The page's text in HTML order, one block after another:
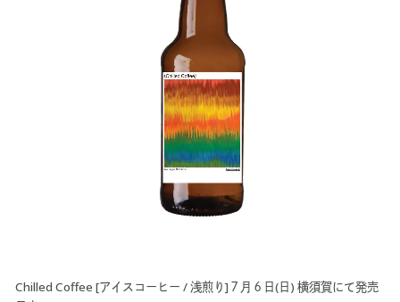
Chilled Coffee [アイスコーヒー / 浅煎り]７月６日(日) 横須賀にて発売